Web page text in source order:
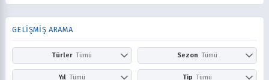
GELİŞMİŞ ARAMA
Türler Tümü Sezon Tümü
Yıl Tümü Tip Tümü